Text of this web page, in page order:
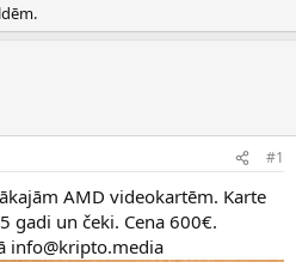
#1
AMD videokartēm. Karte
gadi un čeki. Cena 600€.
info@kripto.media